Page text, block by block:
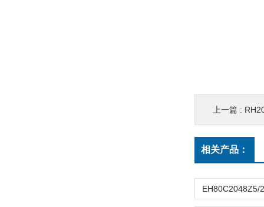
上一篇 :
相关产品：